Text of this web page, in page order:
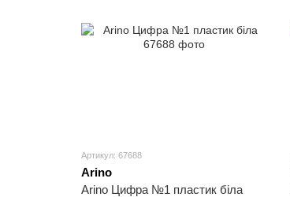
Артикул: 67688
Arino
Arino Цифра №1 пластик біла